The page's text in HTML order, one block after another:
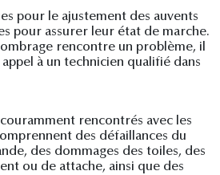
pour le ajustement des auvents
pour assurer leur état de marche.
rencontre un problème, il
à un technicien qualifié dans
rencontrés avec les
des défaillances du
des dommages des toiles, des
ou de attache, ainsi que des